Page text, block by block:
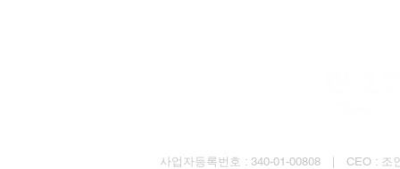
사업자등록번호 : 340-01-00808 ｜ CEO :